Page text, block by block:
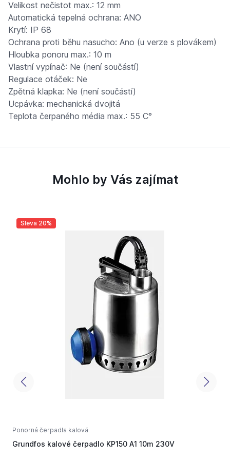
Velikost nečistot max.: 12 mm
Automatická tepelná ochrana: ANO
Krytí: IP 68
Ochrana proti běhu nasucho: Ano (u verze s plovákem)
Hloubka ponoru max.: 10 m
Vlastní vypínač: Ne (není součástí)
Regulace otáček: Ne
Zpětná klapka: Ne (není součástí)
Ucpávka: mechanická dvojitá
Teplota čerpaného média max.: 55 C°
Mohlo by Vás zajímat
Sleva 20%
Ponorná čerpadla kalová
Grundfos kalové čerpadlo KP150 A1 10m 230V